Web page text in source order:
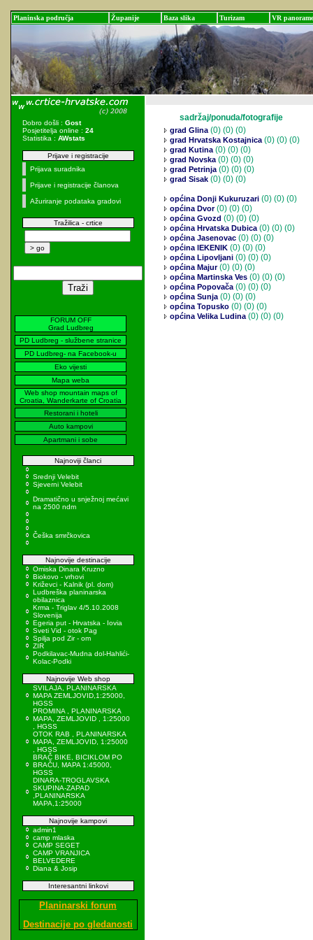
Planinska područja Županije Baza slika Turizam VR panorame
Dobro došli : Gost
Posjetitelja online : 24
Statistika : AWstats
Prijave i registracije
Prijava suradnika
Prijave i registracije članova
Ažuriranje podataka gradovi
Tražilica - crtice
FORUM OFF
Grad Ludbreg
PD Ludbreg - službene stranice
PD Ludbreg- na Facebook-u
Eko vijesti
Mapa weba
Web shop mountain maps of
Croatia, Wanderkarte of Croatia
Restorani i hoteli
Auto kampovi
Apartmani i sobe
Najnoviji članci
Srednji Velebit
Sjeverni Velebit
Dramatično u snježnoj mećavi
na 2500 ndm
Češka smrčkovica
Najnovije destinacije
Omiska Dinara Kruzno
Biokovo - vrhovi
Križevci - Kalnik (pl. dom)
Ludbreška planinarska
obilaznica
Krma - Triglav 4/5.10.2008
Slovenija
Egeria put - Hrvatska - Iovia
Sveti Vid - otok Pag
Spilja pod Zir - om
ZIR
Podkilavac-Mudna dol-Hahlići-
Kolac-Podki
Najnovije Web shop
SVILAJA, PLANINARSKA
MAPA ZEMLJOVID,1:25000,
HGSS
PROMINA , PLANINARSKA
MAPA, ZEMLJOVID , 1:25000
, HGSS
OTOK RAB , PLANINARSKA
MAPA, ZEMLJOVID, 1:25000
, HGSS
BRAČ BIKE, BICIKLOM PO
BRAČU, MAPA 1:45000,
HGSS
DINARA-TROGLAVSKA
SKUPINA-ZAPAD
,PLANINARSKA
MAPA,1:25000
Najnovije kampovi
admin1
camp mlaska
CAMP SEGET
CAMP VRANJICA
BELVEDERE
Diana & Josip
Interesantni linkovi
Planinarski forum
Destinacije po gledanosti
sadržaj/ponuda/fotografije
grad Glina(0) (0) (0)
grad Hrvatska Kostajnica(0) (0) (0)
grad Kutina(0) (0) (0)
grad Novska(0) (0) (0)
grad Petrinja(0) (0) (0)
grad Sisak (0) (0) (0)
općina Donji Kukuruzari (0) (0) (0)
općina Dvor(0) (0) (0)
općina Gvozd (0) (0) (0)
općina Hrvatska Dubica(0) (0) (0)
općina Jasenovac (0) (0) (0)
općina lEKENIK (0) (0) (0)
općina Lipovljani (0) (0) (0)
općina Majur(0) (0) (0)
općina Martinska Ves (0) (0) (0)
općina Popovača(0) (0) (0)
općina Sunja(0) (0) (0)
općina Topusko (0) (0) (0)
općina Velika Ludina(0) (0) (0)